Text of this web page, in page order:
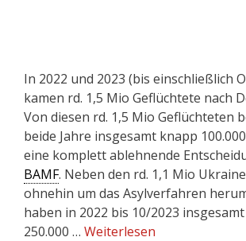
In 2022 und 2023 (bis einschließlich
kamen rd. 1,5 Mio Geflüchtete nach
Von diesen rd. 1,5 Mio Geflüchteten
beide Jahre insgesamt knapp
eine komplett ablehnende
BAMF. Neben den rd. 1,1 Mio
ohnehin um das Asylverfahren
haben in 2022 bis 10/2023
250.000 … Weiterlesen